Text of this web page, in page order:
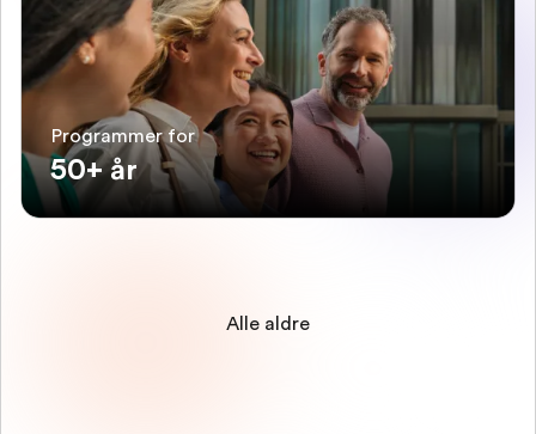
Programmer for
50+ år
Alle aldre